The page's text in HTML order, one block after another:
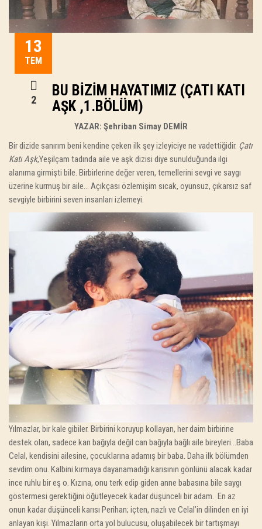
13
TEM
2
BU BIZIM HAYATIMIZ (ÇATI KATI
AŞK ,1.BÖLÜM)
YAZAR: Şehriban Simay DEMİR
Bir dizide sanırım beni kendine çeken ilk şey izleyiciye ne vadettiğidir. Çatı
Katı Aşk,Yeşilçam tadında aile ve aşk dizisi diye sunulduğunda ilgi
alanıma girmişti bile. Birbirlerine değer veren, temellerini sevgi ve saygı
üzerine kurmuş bir aile… Açıkçası özlemişim sıcak, oyunsuz, çıkarsız saf
sevgiyle birbirini seven insanları izlemeyi.
Yılmazlar, bir kale gibiler. Birbirini koruyup kollayan, her daim birbirine
destek olan, sadece kan bağıyla değil can bağıyla bağlı aile bireyleri…Baba
Celal, kendisini ailesine, çocuklarına adamış bir baba. Daha ilk bölümden
sevdim onu. Kalbini kırmaya dayanamadığı karısının gönlünü alacak kadar
ince ruhlu bir eş o. Kızına, onu terk edip giden anne babasına bile saygı
göstermesi gerektiğini öğütleyecek kadar düşünceli bir adam. En az
onun kadar düşünceli karısı Perihan; içten, nazlı ve Celal’in dilinden en iyi
anlayan kişi. Yılmazların orta yol bulucusu, oluşabilecek bir tartışmayı